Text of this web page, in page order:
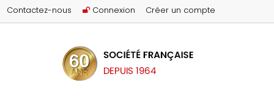
Créer un compte
Connexion
Contactez-nous